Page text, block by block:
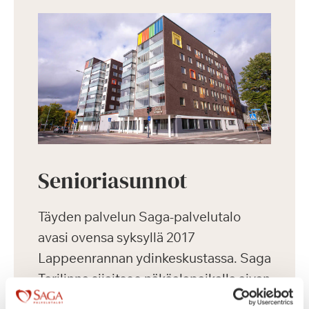
Senioriasunnot
Täyden palvelun Saga-palvelutalo
avasi ovensa syksyllä 2017
Lappeenrannan ydinkeskustassa. Saga
Torilinna sijaitsee näköalapaikalla aivan
kauppatorin vieressä. Moderni